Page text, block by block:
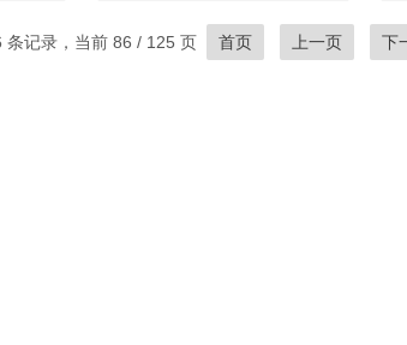
903.1002
条记录，当前 86 / 125 页
首页 上一页 下